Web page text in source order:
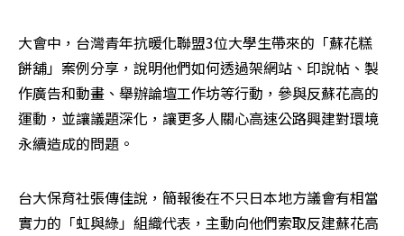
大會中，台灣青年抗暖化聯盟3位大學生帶來的「蘇花糕
餅舖」案例分享，說明他們如何透過架網站、印說帖、製
作廣告和動畫、舉辦論壇工作坊等行動，參與反蘇花高的
運動，並讓議題深化，讓更多人關心高速公路興建對環境
永續造成的問題。
台大保育社張傳佳說，簡報後在不只日本地方議會有相當
實力的「虹與綠」組織代表，主動向他們索取反建蘇花高